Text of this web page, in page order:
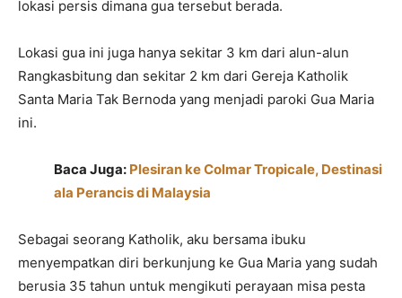
lokasi persis dimana gua tersebut berada.
Lokasi gua ini juga hanya sekitar 3 km dari alun-alun
Rangkasbitung dan sekitar 2 km dari Gereja Katholik
Santa Maria Tak Bernoda yang menjadi paroki Gua Maria
ini.
Baca Juga: Plesiran ke Colmar Tropicale, Destinasi
ala Perancis di Malaysia
Sebagai seorang Katholik, aku bersama ibuku
menyempatkan diri berkunjung ke Gua Maria yang sudah
berusia 35 tahun untuk mengikuti perayaan misa pesta